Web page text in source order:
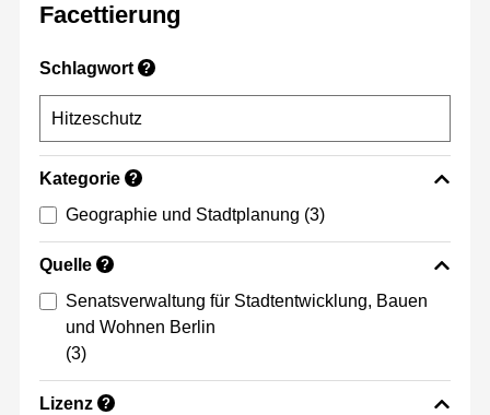
Facettierung
Schlagwort ?
Kategorie ?
Geographie und Stadtplanung (3)
Quelle ?
Senatsverwaltung für Stadtentwicklung, Bauen
und Wohnen Berlin
(3)
Lizenz ?